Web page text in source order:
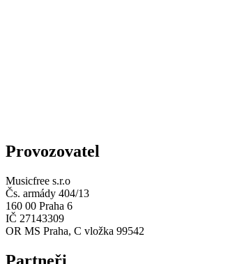
Provozovatel
Musicfree s.r.o
Čs. armády 404/13
160 00 Praha 6
IČ 27143309
OR MS Praha, C vložka 99542
Partneři